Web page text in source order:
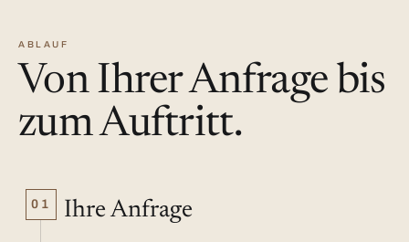
ABLAUF
Von Ihrer Anfrage bis
zum Auftritt.
01 Ihre Anfrage